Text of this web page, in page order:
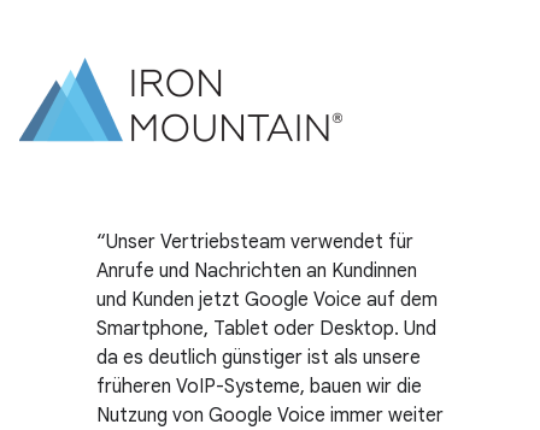
Unser Vertriebsteam verwendet für
Anrufe und Nachrichten an Kundinnen
und Kunden jetzt Google Voice auf dem
Smartphone, Tablet oder Desktop. Und
da es deutlich günstiger ist als unsere
früheren VoIP-Systeme, bauen wir die
Nutzung von Google Voice immer weiter